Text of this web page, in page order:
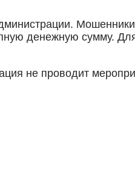
денежную сумму.
не проводит